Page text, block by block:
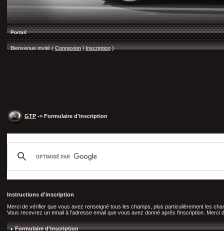
Portail
Bienvenue invité ( Connexion |Inscription)
GTP -> Formulaire d'inscription
Instructions d'inscription
Merci de vérifier que vous avez renseigné tous les champs, plus particulièrement les
Vous recevrez un email à l'adresse email que vous avez donné après l'inscription.
Formulaire d'inscription